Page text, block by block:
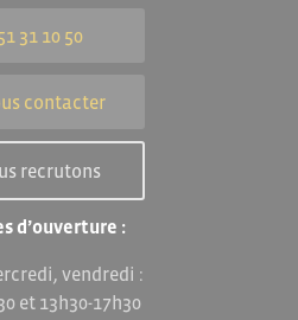
31 10 50
contacter
recrutons
d’ouverture :
vendredi :
et 13h30-17h30